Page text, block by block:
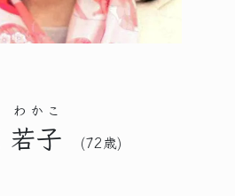
若子
わかこ
(72歳)